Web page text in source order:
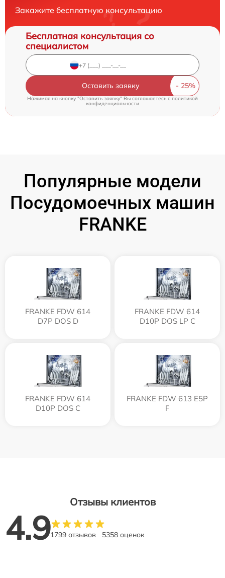
Закажите бесплатную консультацию
Бесплатная консультация со
специалистом
Оставить заявку
Нажимая на кнопку "Оставить заявку" Вы соглашаетесь c политикой
конфиденциальности
Популярные модели
Посудомоечных машин
FRANKE
FRANKE FDW 614
D7P DOS D
FRANKE FDW 614
D10P DOS LP C
FRANKE FDW 614
D10P DOS C
FRANKE FDW 613 E5P
F
Отзывы клиентов
4.91799 отзывов 5358 оценок